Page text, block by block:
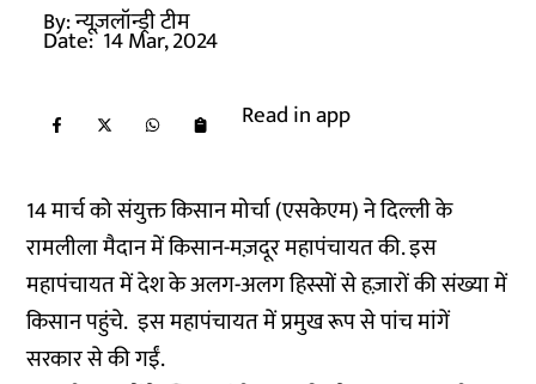
By:न्यूज़लॉन्ड्री टीम
Date: 14 Mar, 2024
Read in app
14 मार्च को संयुक्त किसान मोर्चा (एसकेएम) ने दिल्ली के
रामलीला मैदान में किसान-मज़दूर महापंचायत की. इस
महापंचायत में देश के अलग-अलग हिस्सों से हज़ारों की संख्या में
किसान पहुंचे. इस महापंचायत में प्रमुख रूप से पांच मांगें
सरकार से की गईं.